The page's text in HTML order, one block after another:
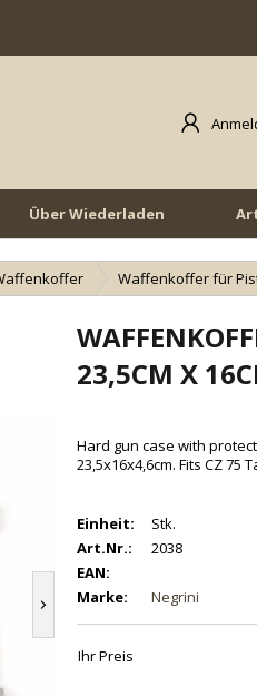
Über Wiederladen
Waffenkoffer für
23,5CM X
Hard gun case with
23,5x16x4,6cm. Fits CZ 75
Einheit:
Stk.
Art.Nr.:
2038
EAN:
Marke:
Negrini
Ihr Preis